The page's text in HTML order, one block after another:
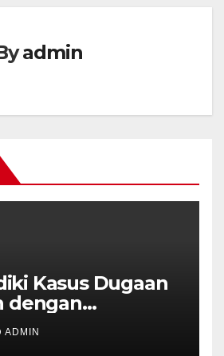
admin
Kasus Dugaan
dengan
di Counter HP
Ambarawa.
ADMIN